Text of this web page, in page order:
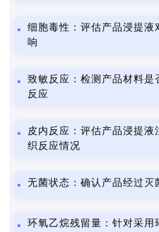
细胞毒性：评估产品浸提
响
致敏反应：检测产品材料
反应
皮内反应：评估产品浸提液
织反应情况
无菌状态：确认产品经过
环氧乙烷残留量：针对采用